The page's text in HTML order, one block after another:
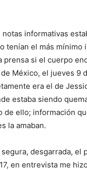
notas informativas
tenían el más mínimo
prensa si el cuerpo
México, el jueves 9
era el de
estaba siendo
de ello; información
la amaban.
desgarrada, el
en entrevista me